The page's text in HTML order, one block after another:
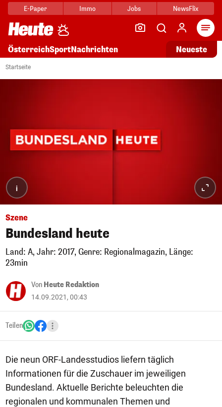
E-Paper Immo Jobs NewsFlix
ÖsterreichSportNachrichten Neueste
Startseite
i
Szene
Bundesland heute
Land: A, Jahr: 2017, Genre: Regionalmagazin, Länge:
23min
Von Heute Redaktion
14.09.2021, 00:43
Teilen
Die neun ORF-Landesstudios liefern täglich
Informationen für die Zuschauer im jeweiligen
Bundesland. Aktuelle Berichte beleuchten die
regionalen und kommunalen Themen und